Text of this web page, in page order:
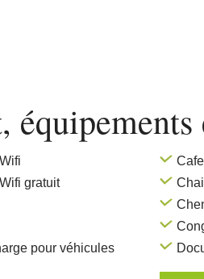
équipements
gratuit
pour véhicules